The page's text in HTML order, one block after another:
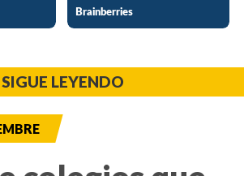
SIGUE LEYENDO